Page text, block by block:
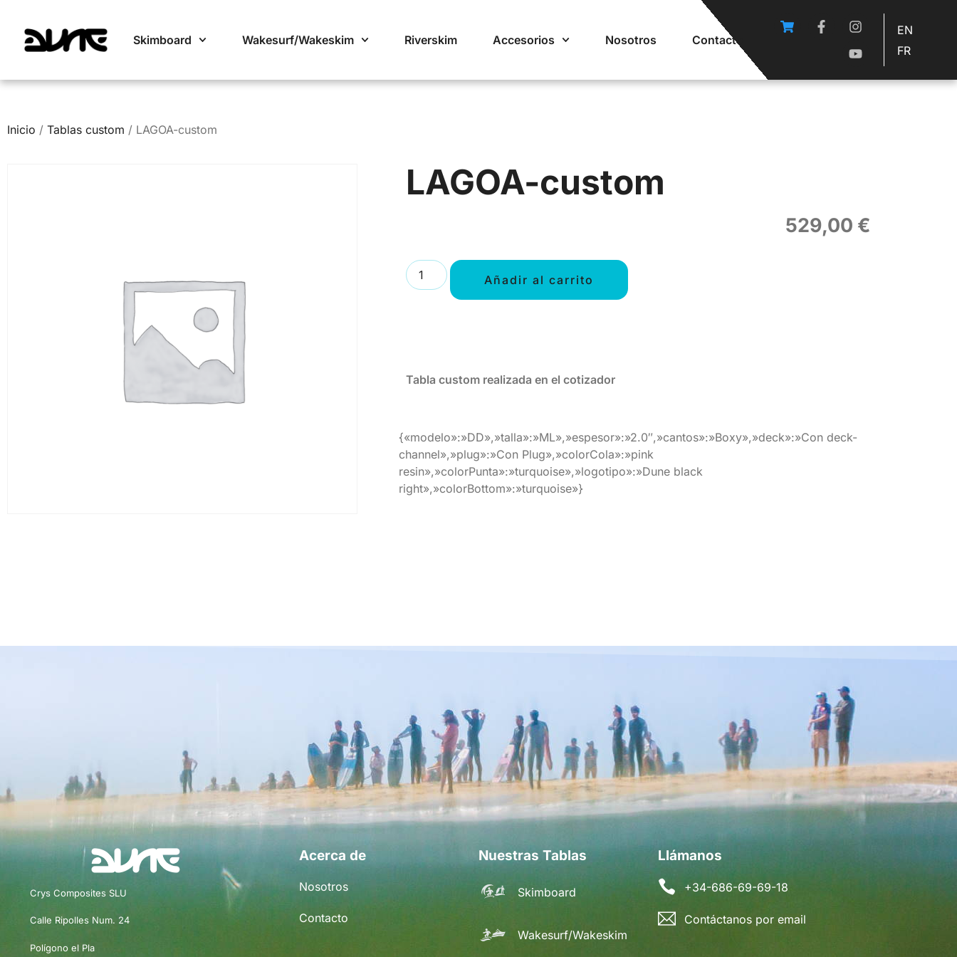
Skimboard Wakesurf/Wakeskim Riverskim Accesorios Nosotros Contacto
EN
FR
Inicio / Tablas custom / LAGOA-custom
LAGOA-custom
529,00 €
Añadir al carrito
Tabla custom realizada en el cotizador
{«modelo»:»DD»,»talla»:»ML»,»espesor»:»2.0″,»cantos»:»Boxy»,»deck»:»Con deck-
channel»,»plug»:»Con Plug»,»colorCola»:»pink
resin»,»colorPunta»:»turquoise»,»logotipo»:»Dune black
right»,»colorBottom»:»turquoise»}
Crys Composites SLU
Calle Ripolles Num. 24
Polígono el Pla
Acerca de
Nosotros
Contacto
Nuestras Tablas
Skimboard
Wakesurf/Wakeskim
Llámanos
+34-686-69-69-18
Contáctanos por email